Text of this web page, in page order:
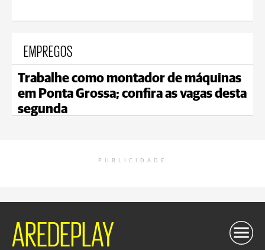
EMPREGOS
Trabalhe como montador de máquinas
em Ponta Grossa; confira as vagas desta
segunda
PUBLICIDADE
AREDEPLAY